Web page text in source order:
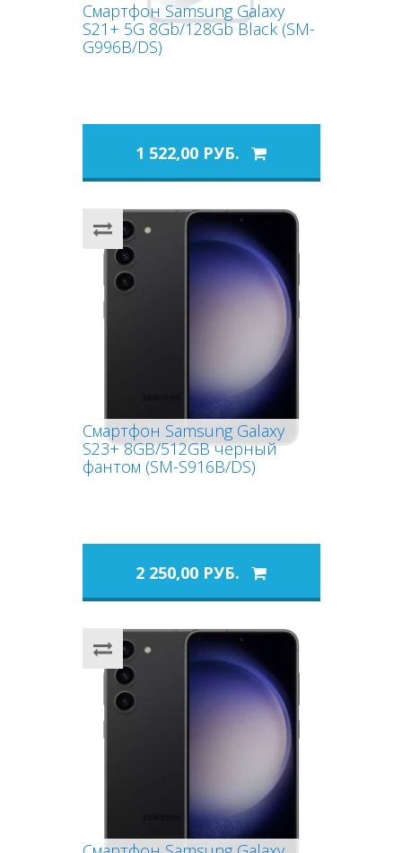
Смартфон Samsung Galaxy
S21+ 5G 8Gb/128Gb Black (SM-
G996B/DS)
1 522,00 РУБ.
Смартфон Samsung Galaxy
S23+ 8GB/512GB черный
фантом (SM-S916B/DS)
2 250,00 РУБ.